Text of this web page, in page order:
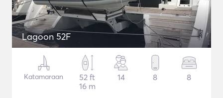
Lagoon 52F
Katamaraan
52 ft
16 m
14 8 8